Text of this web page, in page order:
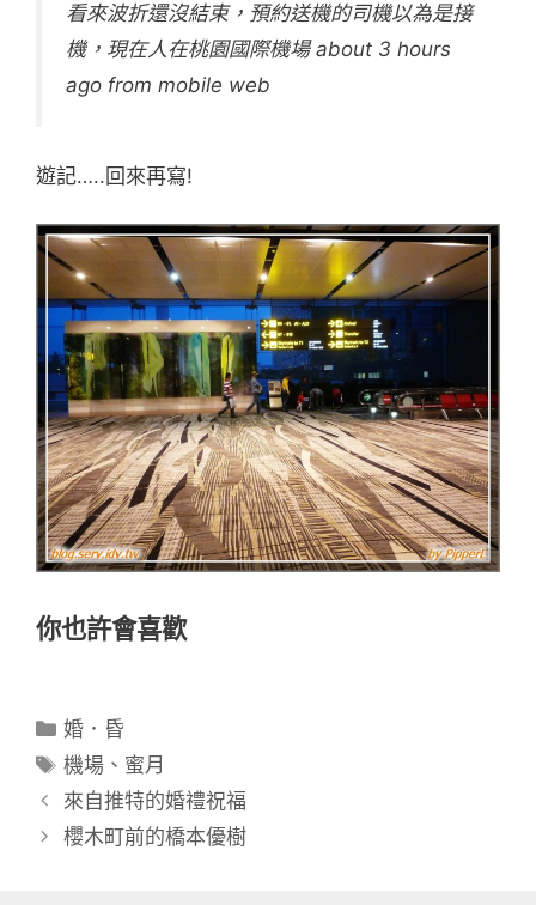
看來波折還沒結束，預約送機的司機以為是接
機，現在人在桃園國際機場 about 3 hours
ago from mobile web
遊記…..回來再寫!
你也許會喜歡
分
類
婚．昏
標
籤
機場 、 蜜月
來自推特的婚禮祝福
櫻木町前的橋本優樹